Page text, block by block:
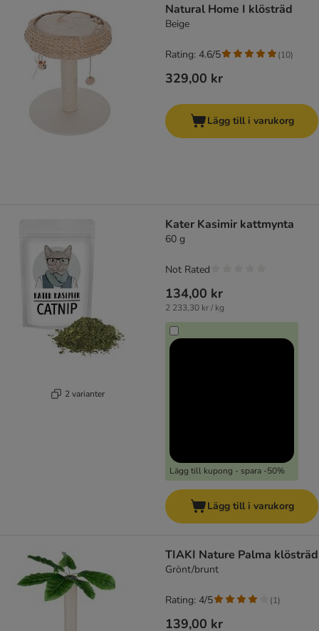
Natural Home I klösträd
Beige
329,00 kr
Rating: 4.6/5 (10)
Lägg till i varukorg
2 varianter
Kater Kasimir kattmynta
60 g
134,00 kr
2 233,30 kr / kg
Lägg till kupong - spara -50%
Not Rated
Lägg till i varukorg
TIAKI Nature Palma klösträd
Grönt/brunt
139,00 kr
Rating: 4/5 (1)